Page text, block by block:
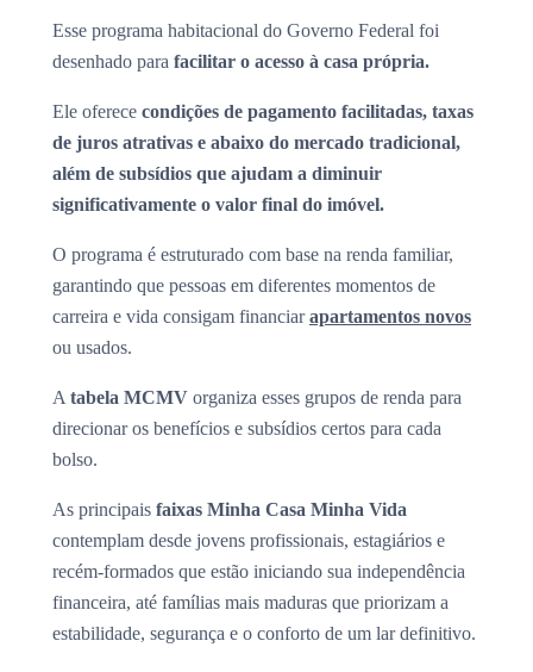
Esse programa habitacional do Governo Federal foi
desenhado para facilitar o acesso à casa própria.
Ele oferece condições de pagamento facilitadas, taxas
de juros atrativas e abaixo do mercado tradicional,
além de subsídios que ajudam a diminuir
significativamente o valor final do imóvel.
O programa é estruturado com base na renda familiar,
garantindo que pessoas em diferentes momentos de
carreira e vida consigam financiarapartamentos novos
ou usados.
A tabela MCMV organiza esses grupos de renda para
direcionar os benefícios e subsídios certos para cada
bolso.
As principais faixas Minha Casa Minha Vida
contemplam desde jovens profissionais, estagiários e
recém-formados que estão iniciando sua independência
financeira, até famílias mais maduras que priorizam a
estabilidade, segurança e o conforto de um lar definitivo.